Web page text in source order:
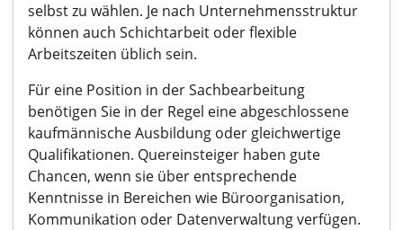
selbst zu wählen. Je nach Unternehmensstruktur
können auch Schichtarbeit oder flexible
Arbeitszeiten üblich sein.
Für eine Position in der Sachbearbeitung
benötigen Sie in der Regel eine abgeschlossene
kaufmännische Ausbildung oder gleichwertige
Qualifikationen. Quereinsteiger haben gute
Chancen, wenn sie über entsprechende
Kenntnisse in Bereichen wie Büroorganisation,
Kommunikation oder Datenverwaltung verfügen.